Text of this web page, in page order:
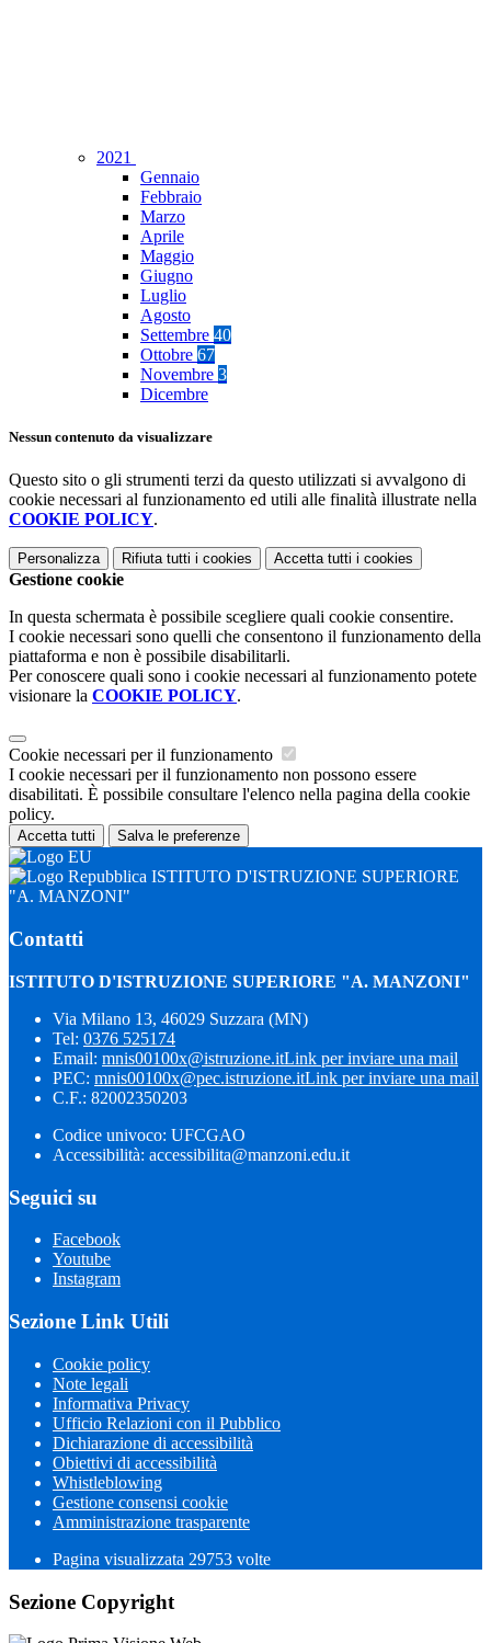
2021
Gennaio
Febbraio
Marzo
Aprile
Maggio
Giugno
Luglio
Agosto
Settembre 40
Ottobre 67
Novembre 3
Dicembre
Nessun contenuto da visualizzare
Questo sito o gli strumenti terzi da questo utilizzati si avvalgono di
cookie necessari al funzionamento ed utili alle finalità illustrate nella
COOKIE POLICY.
Personalizza Rifiuta tutti i cookies Accetta tutti i cookies
Gestione cookie
In questa schermata è possibile scegliere quali cookie consentire.
I cookie necessari sono quelli che consentono il funzionamento della
piattaforma e non è possibile disabilitarli.
Per conoscere quali sono i cookie necessari al funzionamento potete
visionare la COOKIE POLICY.
Cookie necessari per il funzionamento
I cookie necessari per il funzionamento non possono essere
disabilitati. È possibile consultare l'elenco nella pagina della cookie
policy.
Accetta tutti Salva le preferenze
ISTITUTO D'ISTRUZIONE SUPERIORE
"A. MANZONI"
Contatti
ISTITUTO D'ISTRUZIONE SUPERIORE "A. MANZONI"
Via Milano 13, 46029 Suzzara (MN)
Tel: 0376 525174
Email: mnis00100x@istruzione.itLink per inviare una mail
PEC: mnis00100x@pec.istruzione.itLink per inviare una mail
C.F.: 82002350203
Codice univoco: UFCGAO
Accessibilità: accessibilita@manzoni.edu.it
Seguici su
Facebook
Youtube
Instagram
Sezione Link Utili
Cookie policy
Note legali
Informativa Privacy
Ufficio Relazioni con il Pubblico
Dichiarazione di accessibilità
Obiettivi di accessibilità
Whistleblowing
Gestione consensi cookie
Amministrazione trasparente
Pagina visualizzata 29753 volte
Sezione Copyright